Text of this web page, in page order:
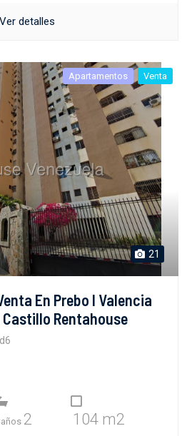
Ver detalles
Apartamentos Venta
21
En Prebo I Valencia
Rentahouse
2 104 m2